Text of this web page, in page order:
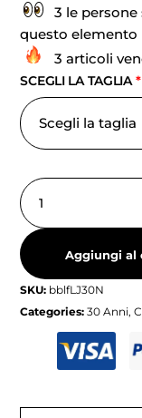
3 le
questo elemento
3 articoli
SCEGLI LA TAGLIA*
Aggiungi al
SKU: bblfLJ30N
Categories:30 Anni,